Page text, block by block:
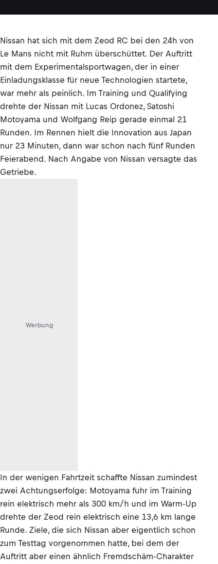
Nissan hat sich mit dem Zeod RC bei den 24h von
Le Mans nicht mit Ruhm überschüttet. Der Auftritt
mit dem Experimentalsportwagen, der in einer
Einladungsklasse für neue Technologien startete,
war mehr als peinlich. Im Training und Qualifying
drehte der Nissan mit Lucas Ordonez, Satoshi
Motoyama und Wolfgang Reip gerade einmal 21
Runden. Im Rennen hielt die Innovation aus Japan
nur 23 Minuten, dann war schon nach fünf Runden
Feierabend. Nach Angabe von Nissan versagte das
Getriebe.
Werbung
In der wenigen Fahrtzeit schaffte Nissan zumindest
zwei Achtungserfolge: Motoyama fuhr im Training
rein elektrisch mehr als 300 km/h und im Warm-Up
drehte der Zeod rein elektrisch eine 13,6 km lange
Runde. Ziele, die sich Nissan aber eigentlich schon
zum Testtag vorgenommen hatte, bei dem der
Auftritt aber einen ähnlich Fremdschäm-Charakter